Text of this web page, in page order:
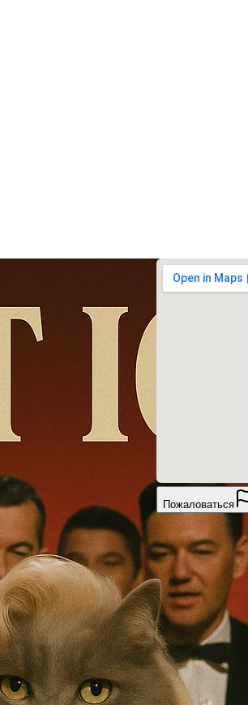
Пожаловаться